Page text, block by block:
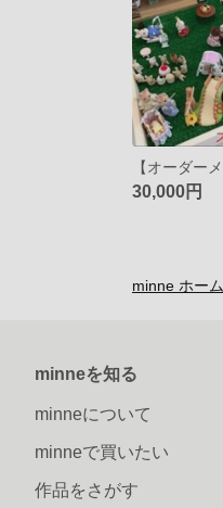
30,000円
minne ホーム
minneを知る
minneについて
minneで買いたい
作品をさがす